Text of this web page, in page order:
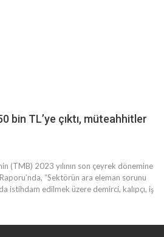
bin TL’ye çıktı, müteahhitler
(TMB) 2023 yılının son çeyrek dönemine
“Sektörün ara eleman sorunu
istihdam edilmek üzere demirci, kalıpçı, iş